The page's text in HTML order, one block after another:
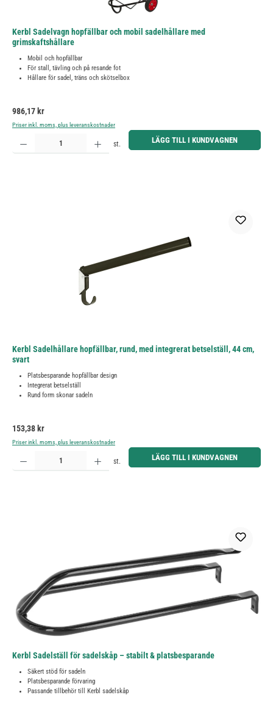
Kerbl Sadelvagn hopfällbar och mobil sadelhållare med
grimskaftshållare
Mobil och hopfällbar
För stall, tävling och på resande fot
Hållare för sadel, träns och skötselbox
Ordinarie pris:
986,17 kr
Priser inkl. moms, plus leveranskostnader
Produktkvantitet: Ange önskat belopp eller använd knapparna för att öka eller minska kvantiteten.
st. LÄGG TILL I KUNDVAGNEN
Kerbl Sadelhållare hopfällbar, rund, med integrerat betselställ, 44 cm,
svart
Platsbesparande hopfällbar design
Integrerat betselställ
Rund form skonar sadeln
Ordinarie pris:
153,38 kr
Priser inkl. moms, plus leveranskostnader
Produktkvantitet: Ange önskat belopp eller använd knapparna för att öka eller minska kvantiteten.
st. LÄGG TILL I KUNDVAGNEN
Kerbl Sadelställ för sadelskåp – stabilt & platsbesparande
Säkert stöd för sadeln
Platsbesparande förvaring
Passande tillbehör till Kerbl sadelskåp